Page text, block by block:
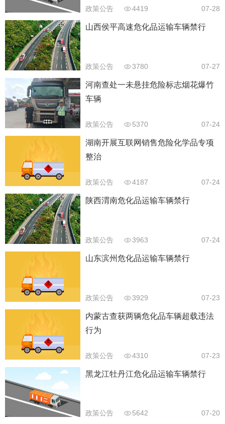
政策公告 4419 07-28
山西侯平高速危化品运输车辆禁行
政策公告 3780 07-27
河南查处一未悬挂危险标志烟花爆竹
车辆
政策公告 5370 07-24
湖南开展互联网销售危险化学品专项
整治
政策公告 4187 07-24
陕西渭南危化品运输车辆禁行
政策公告 3963 07-24
山东滨州危化品运输车辆禁行
政策公告 3929 07-23
内蒙古查获两辆危化品车辆超载违法
行为
政策公告 4310 07-23
黑龙江牡丹江危化品运输车辆禁行
政策公告 5642 07-20